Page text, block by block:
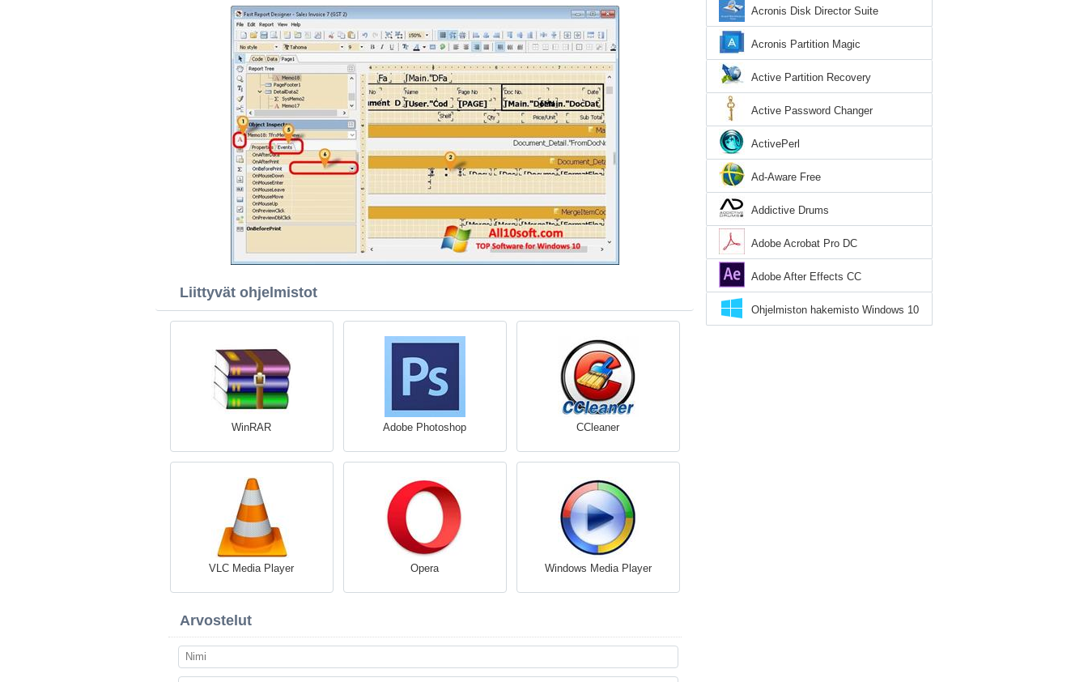
Liittyvät ohjelmistot
WinRAR Adobe Photoshop CCleaner
VLC Media Player Opera Windows Media Player
Arvostelut
Acronis Disk Director Suite
Acronis Partition Magic
Active Partition Recovery
Active Password Changer
ActivePerl
Ad-Aware Free
Addictive Drums
Adobe Acrobat Pro DC
Adobe After Effects CC
Ohjelmiston hakemisto Windows 10